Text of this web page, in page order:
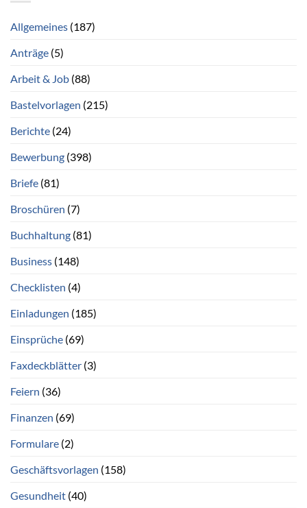
Allgemeines (187)
Anträge (5)
Arbeit & Job (88)
Bastelvorlagen (215)
Berichte (24)
Bewerbung (398)
Briefe (81)
Broschüren (7)
Buchhaltung (81)
Business (148)
Checklisten (4)
Einladungen (185)
Einsprüche (69)
Faxdeckblätter (3)
Feiern (36)
Finanzen (69)
Formulare (2)
Geschäftsvorlagen (158)
Gesundheit (40)